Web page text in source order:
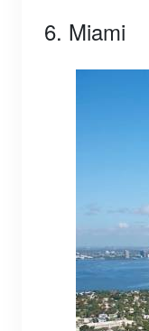
6. Miami